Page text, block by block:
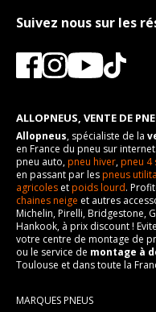
Année de début de
motorisation
Année de fin de
motorisation
Numéro de moteur
Cylindrée cm3
Puissance en Kw
Type
VISSERIE
(150CV)
Type de boulon
Force de rotation du
Suivez nous sur les
ALLOPNEUS, VENTE DE
Allopneus, spécialiste de la
en France du pneu sur
pneu auto,pneu hiver,pneu 4
en passant par lespneus
agricoles etpoids lourd.
chaines neige et autres
Michelin, Pirelli, Bridgestone,
Hankook, à prix discount !
votre centre de montage de
ou le service de montage à
Toulouse et dans toute la
MARQUES PNEUS